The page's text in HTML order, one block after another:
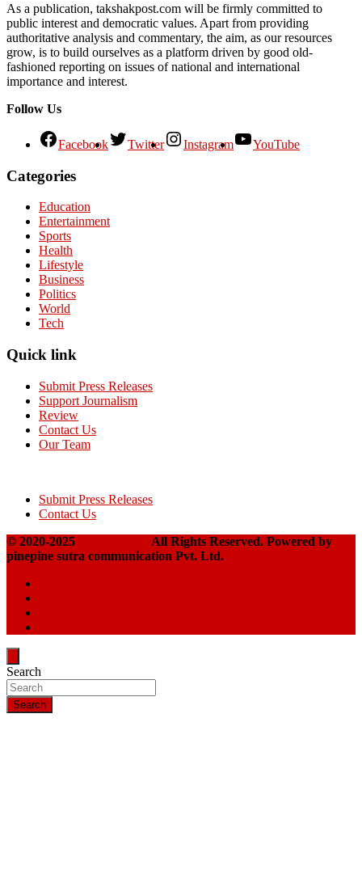
As a publication, takshakpost.com will be firmly committed to
public interest and democratic values. Apart from providing
authoritative analysis and commentary, the aim, as our resources
grow, is to build ourselves as a platform driven by good old-
fashioned reporting on issues of national and international
importance and interest.
Follow Us
Facebook Twitter Instagram YouTube
Categories
Education
Entertainment
Sports
Health
Lifestyle
Business
Politics
World
Tech
Quick link
Submit Press Releases
Support Journalism
Review
Contact Us
Our Team
Submit Press Releases
Contact Us
© 2020-2025
All Rights Reserved. Powered by
pinepine sutra communication Pvt. Ltd.
Search
Search